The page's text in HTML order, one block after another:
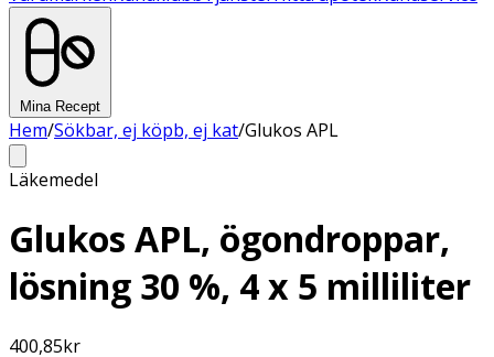
Mina Recept
Hem/Sökbar, ej köpb, ej kat/Glukos APL
Läkemedel
Glukos APL, ögondroppar,
lösning 30 %, 4 x 5 milliliter
400,85kr